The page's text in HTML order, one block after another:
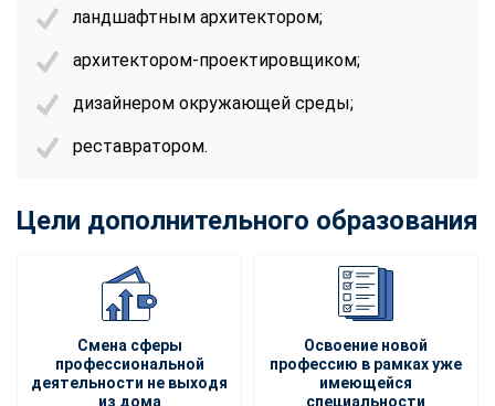
ландшафтным архитектором;
архитектором-проектировщиком;
дизайнером окружающей среды;
реставратором.
Цели дополнительного образования
Смена сферы
профессиональной
деятельности не выходя
из дома
Освоение новой
профессию в рамках уже
имеющейся
специальности